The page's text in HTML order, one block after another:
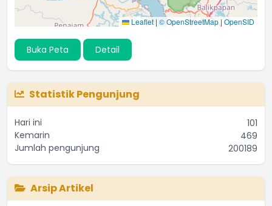
Leaflet | © OpenStreetMap| OpenSID
Buka Peta Detail
Statistik Pengunjung
Hari ini
101
Kemarin
469
Jumlah pengunjung
200189
Arsip Artikel